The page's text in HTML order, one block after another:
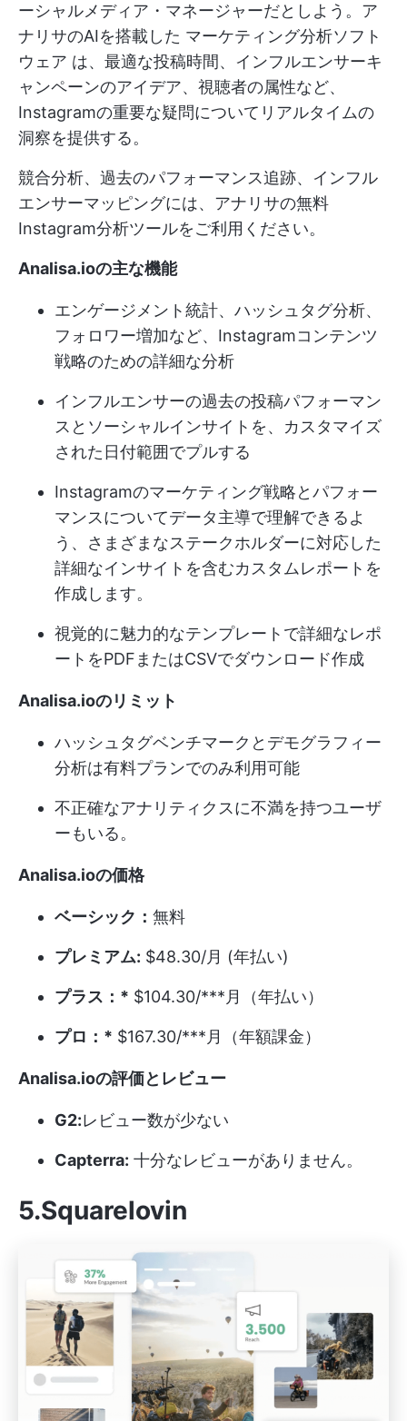
ーシャルメディア・マネージャーだとしよう。ア
ナリサのAIを搭載した マーケティング分析ソフト
ウェア は、最適な投稿時間、インフルエンサーキ
ャンペーンのアイデア、視聴者の属性など、
Instagramの重要な疑問についてリアルタイムの
洞察を提供する。
競合分析、過去のパフォーマンス追跡、インフル
エンサーマッピングには、アナリサの無料
Instagram分析ツールをご利用ください。
Analisa.ioの主な機能
エンゲージメント統計、ハッシュタグ分析、
フォロワー増加など、Instagramコンテンツ
戦略のための詳細な分析
インフルエンサーの過去の投稿パフォーマン
スとソーシャルインサイトを、カスタマイズ
された日付範囲でプルする
Instagramのマーケティング戦略とパフォー
マンスについてデータ主導で理解できるよ
う、さまざまなステークホルダーに対応した
詳細なインサイトを含むカスタムレポートを
作成します。
視覚的に魅力的なテンプレートで詳細なレポ
ートをPDFまたはCSVでダウンロード作成
Analisa.ioのリミット
ハッシュタグベンチマークとデモグラフィー
分析は有料プランでのみ利用可能
不正確なアナリティクスに不満を持つユーザ
ーもいる。
Analisa.ioの価格
ベーシック： 無料
プレミアム: $48.30/月 (年払い)
プラス：* $104.30/***月（年払い）
プロ：* $167.30/***月（年額課金）
Analisa.ioの評価とレビュー
G2:レビュー数が少ない
Capterra: 十分なレビューがありません。
5.Squarelovin